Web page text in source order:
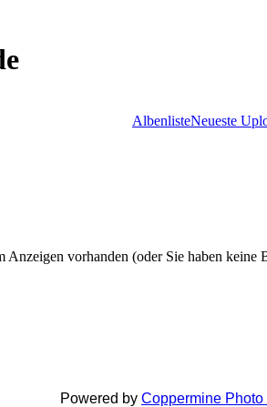
AlbenlisteNeueste
Anzeigen vorhanden (oder Sie haben keine
Powered by Coppermine Photo